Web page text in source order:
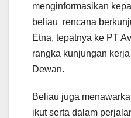
menginformasikan
beliau rencana
Etna, tepatnya ke PT
rangka kunjungan
Dewan.
Beliau juga
ikut serta dalam